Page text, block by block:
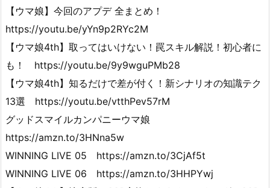
【ウマ娘】今回のアプデ 全まとめ！
https://youtu.be/yYn9p2RYc2M
【ウマ娘4th】取ってはいけない！罠スキル解説！初心者に
も！ https://youtu.be/9y9wguPMb28
【ウマ娘4th】知るだけで差が付く！新シナリオの知識テク
13選 https://youtu.be/vtthPev57rM
グッドスマイルカンパニーウマ娘
https://amzn.to/3HNna5w
WINNING LIVE 05 https://amzn.to/3CjAf5t
WINNING LIVE 06 https://amzn.to/3HHPYwj